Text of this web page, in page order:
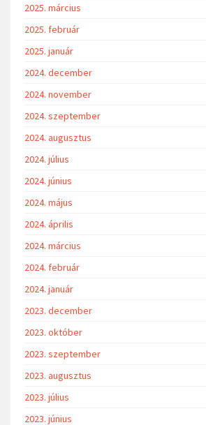
2025. március
2025. február
2025. január
2024. december
2024. november
2024. szeptember
2024. augusztus
2024. július
2024. június
2024. május
2024. április
2024. március
2024. február
2024. január
2023. december
2023. október
2023. szeptember
2023. augusztus
2023. július
2023. június